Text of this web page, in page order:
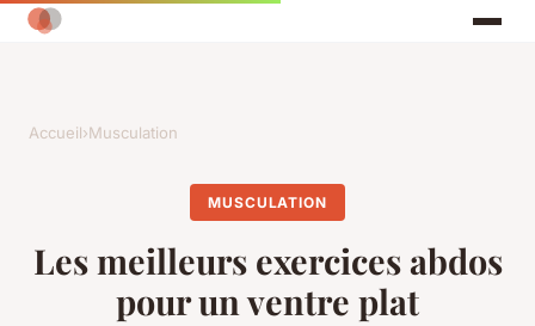
Accueil›Musculation
MUSCULATION
Les meilleurs exercices abdos
pour un ventre plat